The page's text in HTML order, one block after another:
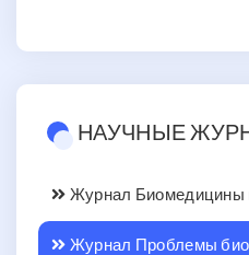
НАУЧНЫЕ
Журнал Биомедицины
Журнал Проблемы